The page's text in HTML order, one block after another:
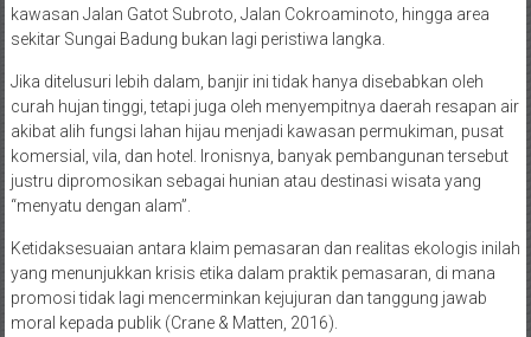
kawasan Jalan Gatot Subroto, Jalan Cokroaminoto, hingga area
sekitar Sungai Badung bukan lagi peristiwa langka.
Jika ditelusuri lebih dalam, banjir ini tidak hanya disebabkan oleh
curah hujan tinggi, tetapi juga oleh menyempitnya daerah resapan air
akibat alih fungsi lahan hijau menjadi kawasan permukiman, pusat
komersial, vila, dan hotel. Ironisnya, banyak pembangunan tersebut
justru dipromosikan sebagai hunian atau destinasi wisata yang
“menyatu dengan alam”.
Ketidaksesuaian antara klaim pemasaran dan realitas ekologis inilah
yang menunjukkan krisis etika dalam praktik pemasaran, di mana
promosi tidak lagi mencerminkan kejujuran dan tanggung jawab
moral kepada publik (Crane & Matten, 2016).